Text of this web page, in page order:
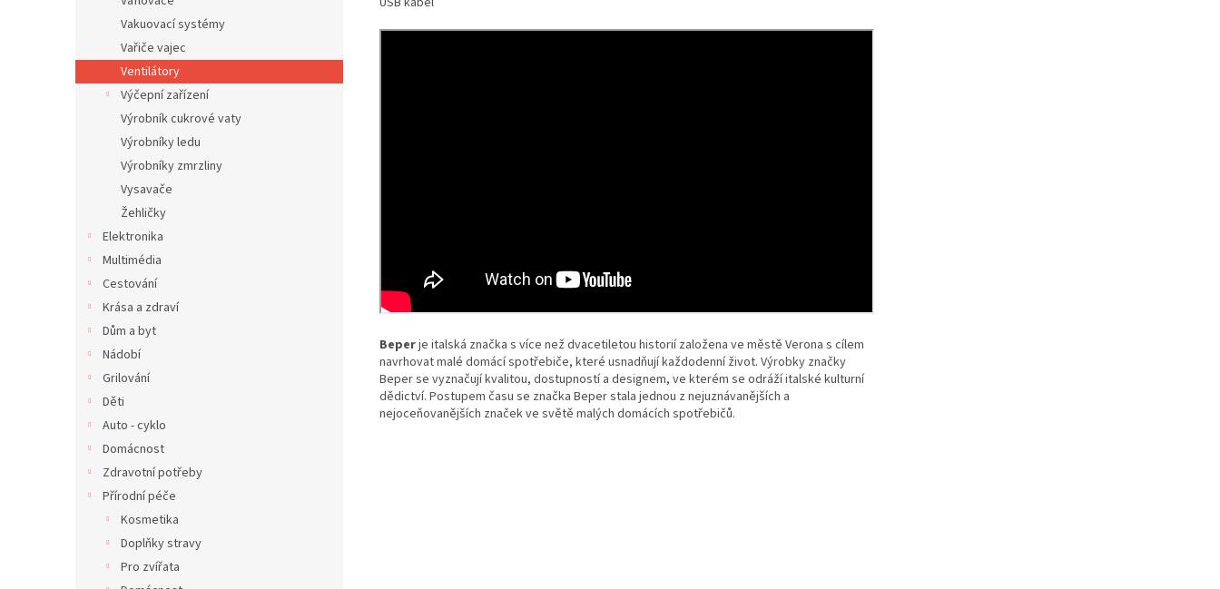
Vakuovací systémy
Vařiče vajec
Ventilátory
Výčepní zařízení
Výrobník cukrové vaty
Výrobníky ledu
Výrobníky zmrzliny
Vysavače
Žehličky
Elektronika
Multimédia
Cestování
Krása a zdraví
Dům a byt
Nádobí
Grilování
Děti
Auto - cyklo
Domácnost
Zdravotní potřeby
Přírodní péče
Kosmetika
Doplňky stravy
Pro zvířata
Beperje italská značka s více než dvacetiletou historií založena ve městě Verona s cílem
navrhovat malé domácí spotřebiče, které usnadňují každodenní život. Výrobky značky
Beper se vyznačují kvalitou, dostupností a designem, ve kterém se odráží italské kulturní
dědictví. Postupem času se značka Beper stala jednou z nejuznávanějších a
nejoceňovanějších značek ve světě malých domácích spotřebičů.